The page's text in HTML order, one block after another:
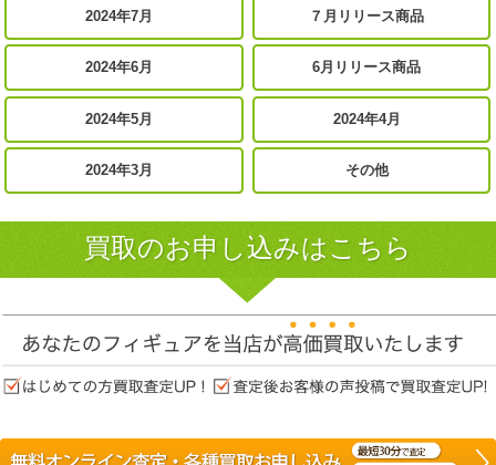
2024年7月 ７月リリース商品
2024年6月 6月リリース商品
2024年5月 2024年4月
2024年3月 その他
買取のお申し込みはこちら